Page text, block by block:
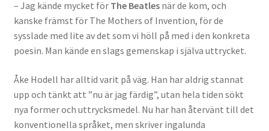
– Jag kände mycket för The Beatlesnär de kom, och
kanske främst för The Mothers of Invention, för de
sysslade med lite av det som vi höll på med i den konkreta
poesin. Man kände en slags gemenskap i själva uttrycket.
Åke Hodell har alltid varit på väg. Han har aldrig stannat
upp och tänkt att ”nu är jag färdig”, utan hela tiden sökt
nya former och uttrycksmedel. Nu har han återvänt till det
konventionella språket, men skriver ingalunda